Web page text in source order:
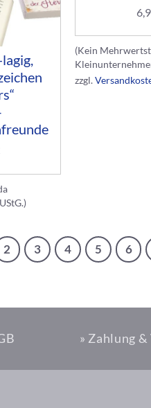
(Kein
zzgl.
2 3 4 5 6
» Zahlung